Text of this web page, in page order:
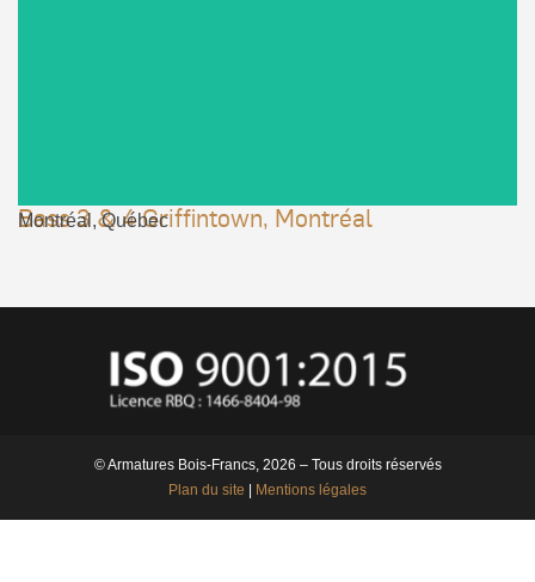
Bass 3 & 4 Griffintown, Montréal
Montréal, Québec
© Armatures Bois-Francs, 2026 – Tous droits réservés
Plan du site
Mentions légales